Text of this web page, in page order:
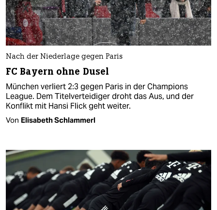
Nach der Niederlage gegen Paris
FC Bayern ohne Dusel
München verliert 2:3 gegen Paris in der Champions
League. Dem Titelverteidiger droht das Aus, und der
Konflikt mit Hansi Flick geht weiter.
Von Elisabeth Schlammerl